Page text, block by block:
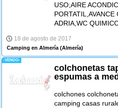
USO;AIRE
PORTATIL,AVANCE
ADRIA,WC
18 de agosto de 2017
Camping en Almería (Almería)
-VENDO-
colchonetas
espumas a
colchones
camping casas